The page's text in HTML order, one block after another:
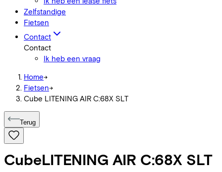
Zelfstandige
Fietsen
Contact
Contact
Ik heb een vraag
Home->
Fietsen->
Cube LITENING AIR C:68X SLT
Terug
CubeLITENING AIR C:68X SLT